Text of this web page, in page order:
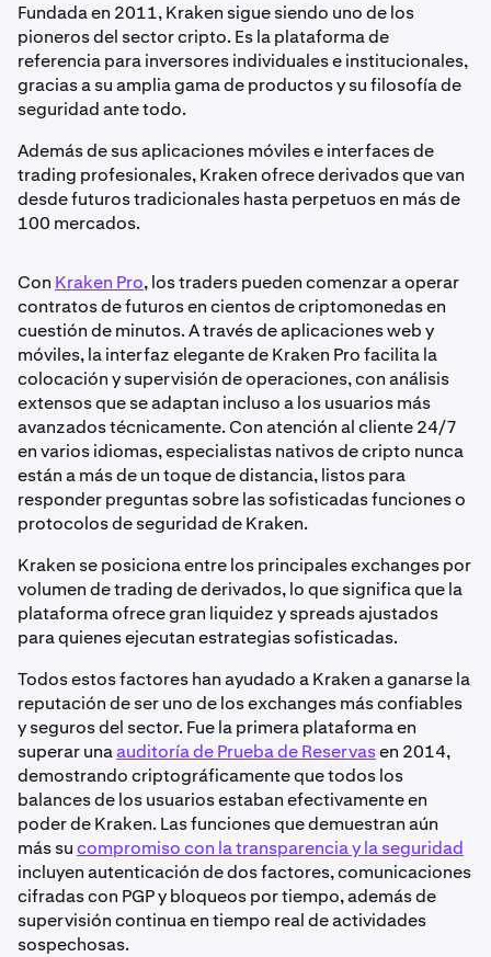
Fundada en 2011, Kraken sigue siendo uno de los
pioneros del sector cripto. Es la plataforma de
referencia para inversores individuales e institucionales,
gracias a su amplia gama de productos y su filosofía de
seguridad ante todo.
Además de sus aplicaciones móviles e interfaces de
trading profesionales, Kraken ofrece derivados que van
desde futuros tradicionales hasta perpetuos en más de
100 mercados.
Con Kraken Pro, los traders pueden comenzar a operar
contratos de futuros en cientos de criptomonedas en
cuestión de minutos. A través de aplicaciones web y
móviles, la interfaz elegante de Kraken Pro facilita la
colocación y supervisión de operaciones, con análisis
extensos que se adaptan incluso a los usuarios más
avanzados técnicamente. Con atención al cliente 24/7
en varios idiomas, especialistas nativos de cripto nunca
están a más de un toque de distancia, listos para
responder preguntas sobre las sofisticadas funciones o
protocolos de seguridad de Kraken.
Kraken se posiciona entre los principales exchanges por
volumen de trading de derivados, lo que significa que la
plataforma ofrece gran liquidez y spreads ajustados
para quienes ejecutan estrategias sofisticadas.
Todos estos factores han ayudado a Kraken a ganarse la
reputación de ser uno de los exchanges más confiables
y seguros del sector. Fue la primera plataforma en
superar unaauditoría de Prueba de Reservasen 2014,
demostrando criptográficamente que todos los
balances de los usuarios estaban efectivamente en
poder de Kraken. Las funciones que demuestran aún
más sucompromiso con la transparencia y la seguridad
incluyen autenticación de dos factores, comunicaciones
cifradas con PGP y bloqueos por tiempo, además de
supervisión continua en tiempo real de actividades
sospechosas.